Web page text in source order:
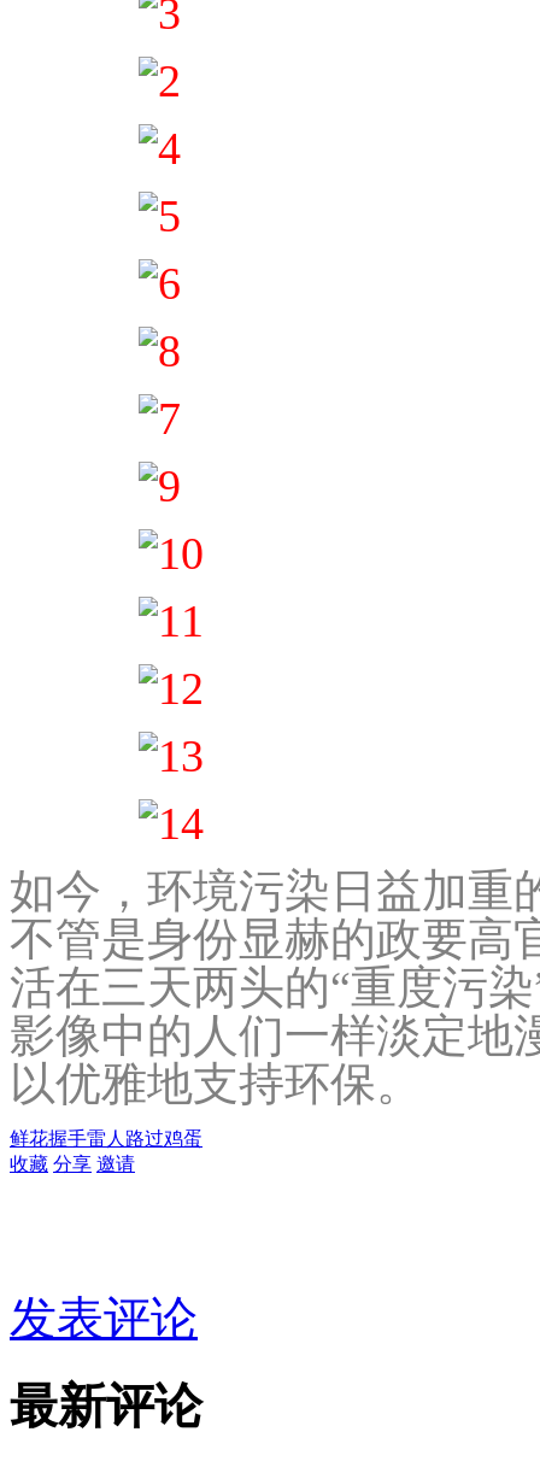
如今，环境污染日益加重
不管是身份显赫的政要高
活在三天两头的“重度污
影像中的人们一样淡定地
以优雅地支持环保。
鲜花握手雷人 路过鸡蛋
收藏 分享 邀请
发表评论
最新评论